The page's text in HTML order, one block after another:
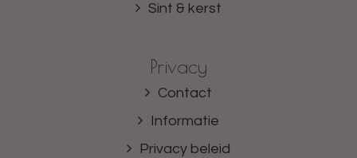
Sint & kerst
Privacy
Contact
Informatie
Privacy beleid